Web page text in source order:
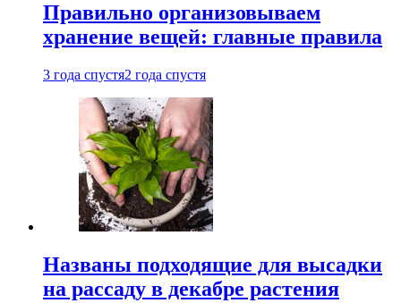
Правильно организовываем
хранение вещей: главные правила
3 года спустя2 года спустя
Названы подходящие для высадки
на рассаду в декабре растения